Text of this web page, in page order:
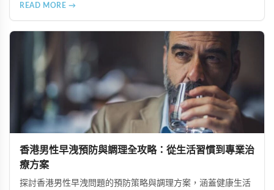
READ MORE →
香港男性早洩預防與調理全攻略：從生活習慣到專業治
療方案
探討香港男性早洩問題的預防策略與調理方案，涵蓋健康生活